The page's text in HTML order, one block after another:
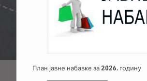
План јавне набавке за 2026. годину